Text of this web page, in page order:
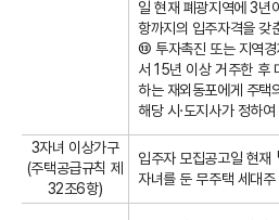
일 현재 폐광지역에 3년
항까지의 입주자격을 갖
⑬ 투자촉진 또는 지역경
서 15년 이상 거주한 후
하는 재외동포에게 주택
해당 시·도지사가 정하
3자녀 이상가구
(주택공급규칙 제
32조6항)
입주자 모집공고일 현재
자녀를 둔 무주택 세대주